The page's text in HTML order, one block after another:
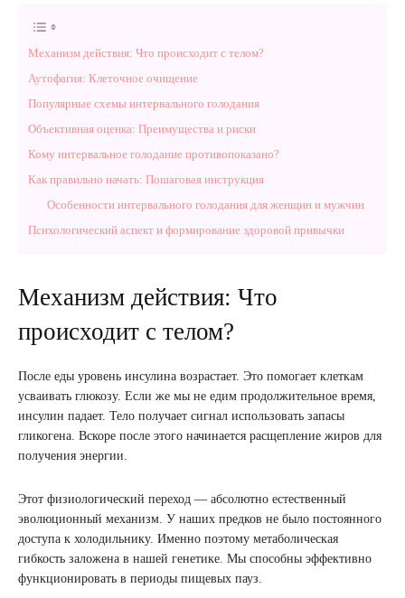
Механизм действия: Что происходит с телом?
Аутофагия: Клеточное очищение
Популярные схемы интервального голодания
Объективная оценка: Преимущества и риски
Кому интервальное голодание противопоказано?
Как правильно начать: Пошаговая инструкция
Особенности интервального голодания для женщин и мужчин
Психологический аспект и формирование здоровой привычки
Механизм действия: Что
происходит с телом?
После еды уровень инсулина возрастает. Это помогает клеткам
усваивать глюкозу. Если же мы не едим продолжительное время,
инсулин падает. Тело получает сигнал использовать запасы
гликогена. Вскоре после этого начинается расщепление жиров для
получения энергии.
Этот физиологический переход — абсолютно естественный
эволюционный механизм. У наших предков не было постоянного
доступа к холодильнику. Именно поэтому метаболическая
гибкость заложена в нашей генетике. Мы способны эффективно
функционировать в периоды пищевых пауз.